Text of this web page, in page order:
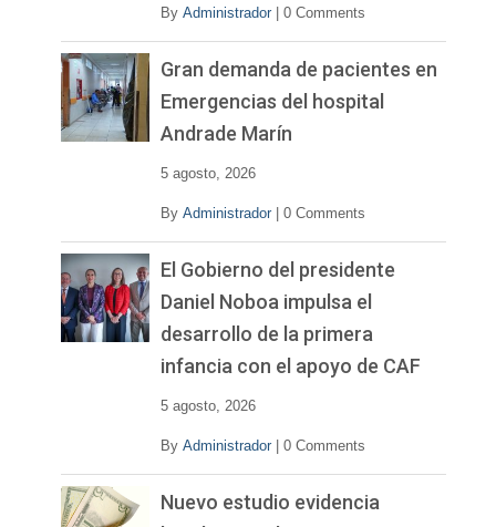
By Administrador 0 Comments
Gran demanda de pacientes en
Emergencias del hospital
Andrade Marín
5 agosto, 2026
By Administrador 0 Comments
El Gobierno del presidente
Daniel Noboa impulsa el
desarrollo de la primera
infancia con el apoyo de CAF
5 agosto, 2026
By Administrador 0 Comments
Nuevo estudio evidencia